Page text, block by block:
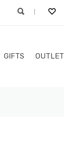
GIFTS OUTLET